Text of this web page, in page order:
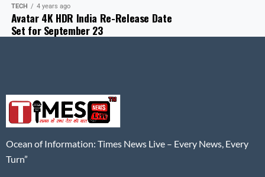
TECH 4 years ago
Avatar 4K HDR India Re-Release Date
Set for September 23
Ocean of Information: Times News Live – Every News, Every
Turn”